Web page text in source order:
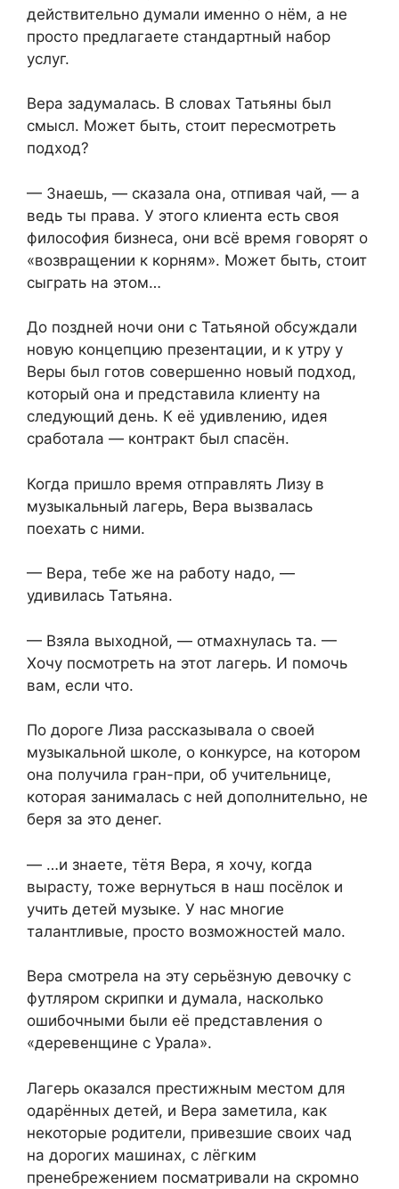
действительно думали именно о нём, а не
просто предлагаете стандартный набор
услуг.
Вера задумалась. В словах Татьяны был
смысл. Может быть, стоит пересмотреть
подход?
— Знаешь, — сказала она, отпивая чай, — а
ведь ты права. У этого клиента есть своя
философия бизнеса, они всё время говорят о
«возвращении к корням». Может быть, стоит
сыграть на этом…
До поздней ночи они с Татьяной обсуждали
новую концепцию презентации, и к утру у
Веры был готов совершенно новый подход,
который она и представила клиенту на
следующий день. К её удивлению, идея
сработала — контракт был спасён.
Когда пришло время отправлять Лизу в
музыкальный лагерь, Вера вызвалась
поехать с ними.
— Вера, тебе же на работу надо, —
удивилась Татьяна.
— Взяла выходной, — отмахнулась та. —
Хочу посмотреть на этот лагерь. И помочь
вам, если что.
По дороге Лиза рассказывала о своей
музыкальной школе, о конкурсе, на котором
она получила гран-при, об учительнице,
которая занималась с ней дополнительно, не
беря за это денег.
— …и знаете, тётя Вера, я хочу, когда
вырасту, тоже вернуться в наш посёлок и
учить детей музыке. У нас многие
талантливые, просто возможностей мало.
Вера смотрела на эту серьёзную девочку с
футляром скрипки и думала, насколько
ошибочными были её представления о
«деревенщине с Урала».
Лагерь оказался престижным местом для
одарённых детей, и Вера заметила, как
некоторые родители, привезшие своих чад
на дорогих машинах, с лёгким
пренебрежением посматривали на скромно